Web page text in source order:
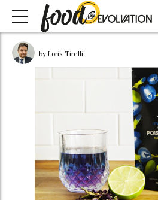
by Loris Tirelli